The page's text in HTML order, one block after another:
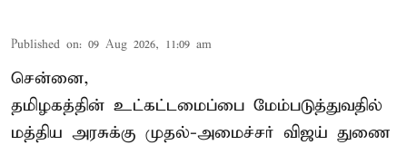
Published on: 09 Aug 2026, 11:09 am
சென்னை,
தமிழகத்தின் உட்கட்டமைப்பை மேம்படுத்துவதில்
மத்திய அரசுக்கு முதல்-அமைச்சர் விஜய் துணை